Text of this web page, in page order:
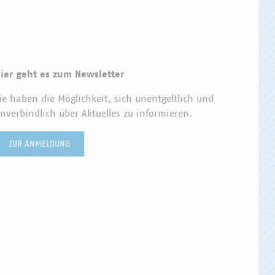
geht es zum Newsletter
haben die Möglichkeit, sich unentgeltlich und
über Aktuelles zu informieren.
ZUR ANMELDUNG